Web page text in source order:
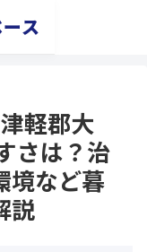
ス
軽郡大
さは？治
境など暮
説